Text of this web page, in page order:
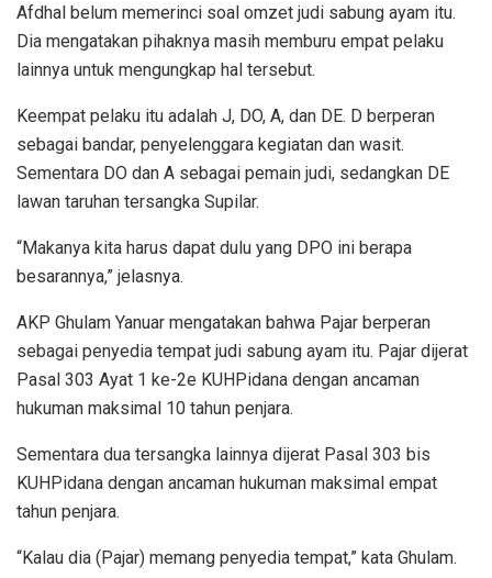
Afdhal belum memerinci soal omzet judi sabung ayam itu.
Dia mengatakan pihaknya masih memburu empat pelaku
lainnya untuk mengungkap hal tersebut.
Keempat pelaku itu adalah J, DO, A, dan DE. D berperan
sebagai bandar, penyelenggara kegiatan dan wasit.
Sementara DO dan A sebagai pemain judi, sedangkan DE
lawan taruhan tersangka Supilar.
“Makanya kita harus dapat dulu yang DPO ini berapa
besarannya,” jelasnya.
AKP Ghulam Yanuar mengatakan bahwa Pajar berperan
sebagai penyedia tempat judi sabung ayam itu. Pajar dijerat
Pasal 303 Ayat 1 ke-2e KUHPidana dengan ancaman
hukuman maksimal 10 tahun penjara.
Sementara dua tersangka lainnya dijerat Pasal 303 bis
KUHPidana dengan ancaman hukuman maksimal empat
tahun penjara.
“Kalau dia (Pajar) memang penyedia tempat,” kata Ghulam.